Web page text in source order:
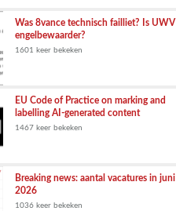
Was 8vance technisch failliet? Is UWV
engelbewaarder?
1601 keer bekeken
EU Code of Practice on marking and
labelling AI-generated content
1467 keer bekeken
Breaking news: aantal vacatures in juni
2026
1036 keer bekeken